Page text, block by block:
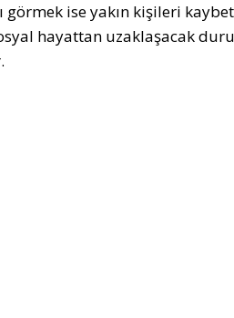
görmek ise yakın kişileri
hayattan uzaklaşacak